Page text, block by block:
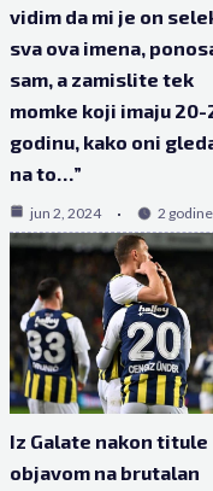
vidim da mi je on
sva ova imena,
sam, a zamislite tek
momke koji imaju 20-
godinu, kako oni
na to…”
jun 2, 2024 2
Iz Galate nakon titule
objavom na brutalan